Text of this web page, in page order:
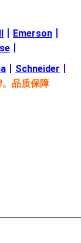
Emerson
Schneider
品质保障